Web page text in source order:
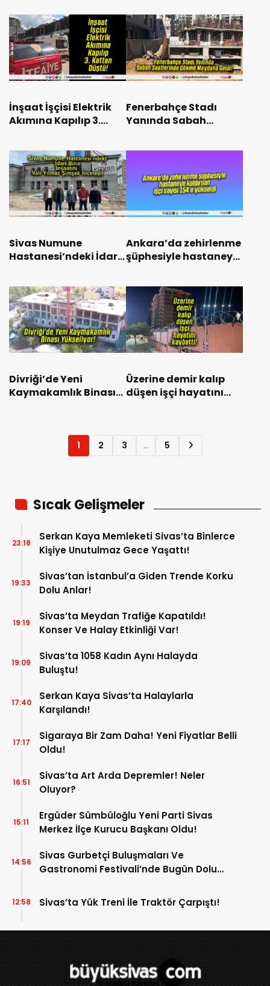
İncelendi!
İnşaat İşçisi Elektrik
Akımına Kapılıp 3.
Fenerbahçe Stadı
Yanında Sabah
Meydana Geldi!
Sivas Numune
Hastanesi’ndeki İdari
Yılmaz Şimşek
İnceledi!
Ankara’da zehirlenme
şüphesiyle hastaneye
154’e yükseldi
Divriği’de Yeni
Kaymakamlık Binası
Üzerine demir kalıp
düşen işçi hayatını
1 2 3 … 5
Sıcak Gelişmeler
Serkan Kaya Memleketi Sivas’ta Binlerce
Kişiye Unutulmaz Gece Yaşattı!
23:18
Sivas’tan İstanbul’a Giden Trende Korku
Dolu Anlar!
19:33
Sivas’ta Meydan Trafiğe Kapatıldı!
Konser Ve Halay Etkinliği Var!
19:19
Sivas’ta 1058 Kadın Aynı Halayda
Buluştu!
19:09
Serkan Kaya Sivas’ta Halaylarla
Karşılandı!
17:40
Sigaraya Bir Zam Daha! Yeni Fiyatlar Belli
Oldu!
17:17
Sivas’ta Art Arda Depremler! Neler
Oluyor?
16:51
Ergüder Sümbüloğlu Yeni Parti Sivas
Merkez İlçe Kurucu Başkanı Oldu!
15:11
Sivas Gurbetçi Buluşmaları Ve
Gastronomi Festivali’nde Bugün Dolu
14:56
Sivas’ta Yük Treni İle Traktör Çarpıştı!
12:58